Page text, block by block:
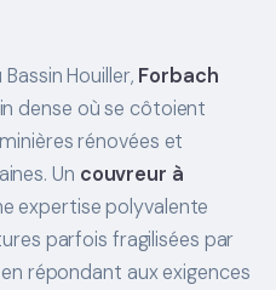
Houiller, Forbach
dense où se côtoient
rénovées et
Un couvreur à
expertise polyvalente
parfois fragilisées par
répondant aux exigences